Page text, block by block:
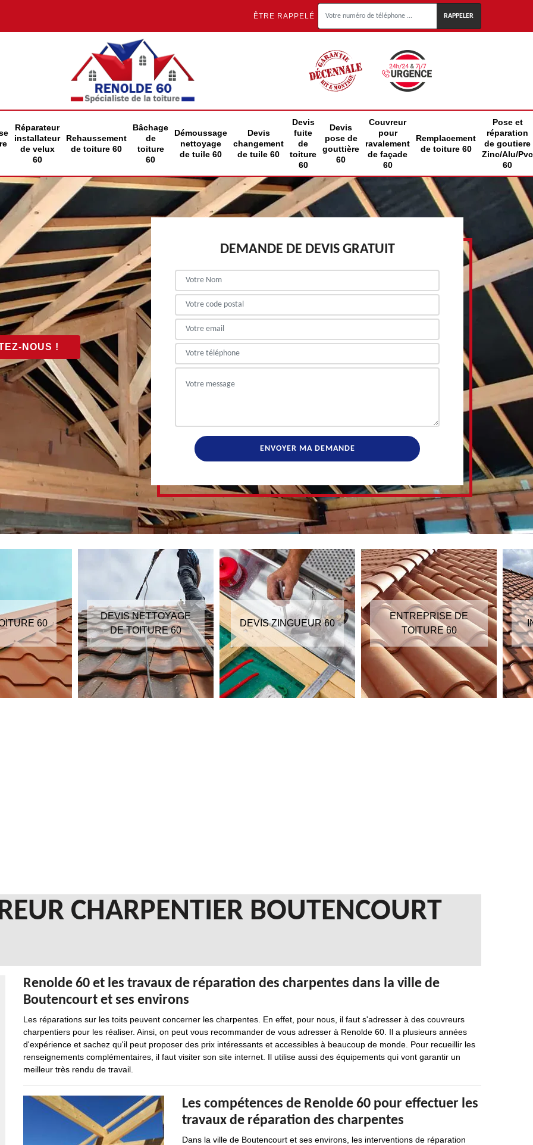
ÊTRE RAPPELÉ
Réparateur
installateur
de velux
60
Rehaussement
de toiture 60
Bâchage
de
toiture
60
Démoussage
nettoyage
de tuile 60
Devis
changement
de tuile 60
Devis
fuite
de
toiture
60
Devis
pose de
gouttière
60
Couvreur
pour
ravalement
de façade
60
Remplacement
de toiture 60
Pose et
réparation
de goutiere
Zinc/Alu/Pvc
60
NOUS !
DEMANDE DE DEVIS GRATUIT
60
DEVIS NETTOYAGE
DE TOITURE 60
DEVIS ZINGUEUR 60
ENTREPRISE DE
TOITURE 60
CHARPENTIER BOUTENCOURT
Renolde 60 et les travaux de réparation des charpentes dans la ville de
Boutencourt et ses environs
Les réparations sur les toits peuvent concerner les charpentes. En effet, pour nous, il faut s'adresser à des couvreurs
charpentiers pour les réaliser. Ainsi, on peut vous recommander de vous adresser à Renolde 60. Il a plusieurs années
d'expérience et sachez qu'il peut proposer des prix intéressants et accessibles à beaucoup de monde. Pour recueillir les
renseignements complémentaires, il faut visiter son site internet. Il utilise aussi des équipements qui vont garantir un
meilleur très rendu de travail.
Les compétences de Renolde 60 pour effectuer les
travaux de réparation des charpentes
Dans la ville de Boutencourt et ses environs, les interventions de réparation